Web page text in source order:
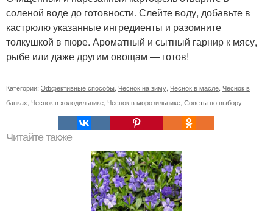
соленой воде до готовности. Слейте воду, добавьте в
кастрюлю указанные ингредиенты и разомните
толкушкой в пюре. Ароматный и сытный гарнир к мясу,
рыбе или даже другим овощам — готов!
Категории: Эффективные способы Чеснок на зиму Чеснок в масле Чеснок в
банках Чеснок в холодильнике Чеснок в морозильнике Советы по выбору
Читайте также